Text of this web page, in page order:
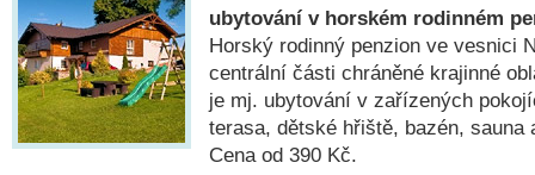
ubytování v horském rodinném
Horský rodinný penzion ve vesnici
centrální části chráněné krajinné
je mj. ubytování v zařízených
terasa, dětské hřiště, bazén, sauna
Cena od 390 Kč.